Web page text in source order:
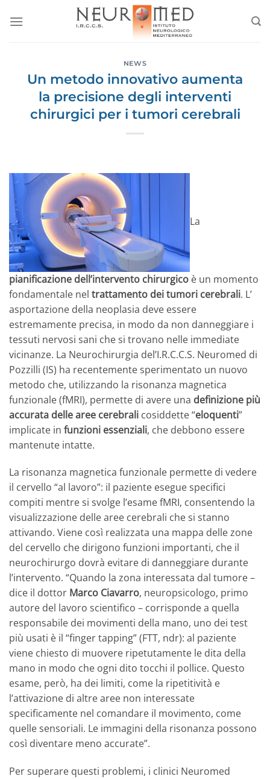
NEWS
Un metodo innovativo aumenta
la precisione degli interventi
chirurgici per i tumori cerebrali
La
pianificazione dell’intervento chirurgico è un momento
fondamentale nel trattamento dei tumori cerebrali. L’
asportazione della neoplasia deve essere
estremamente precisa, in modo da non danneggiare i
tessuti nervosi sani che si trovano nelle immediate
vicinanze. La Neurochirurgia del’I.R.C.C.S. Neuromed di
Pozzilli (IS) ha recentemente sperimentato un nuovo
metodo che, utilizzando la risonanza magnetica
funzionale (fMRI), permette di avere una definizione più
accurata delle aree cerebrali cosiddette “eloquenti”
implicate in funzioni essenziali, che debbono essere
mantenute intatte.
La risonanza magnetica funzionale permette di vedere
il cervello “al lavoro”: il paziente esegue specifici
compiti mentre si svolge l’esame fMRI, consentendo la
visualizzazione delle aree cerebrali che si stanno
attivando. Viene così realizzata una mappa delle zone
del cervello che dirigono funzioni importanti, che il
neurochirurgo dovrà evitare di danneggiare durante
l’intervento. “Quando la zona interessata dal tumore –
dice il dottor Marco Ciavarro, neuropsicologo, primo
autore del lavoro scientifico – corrisponde a quella
responsabile dei movimenti della mano, uno dei test
più usati è il “finger tapping” (FTT, ndr): al paziente
viene chiesto di muovere ripetutamente le dita della
mano in modo che ogni dito tocchi il pollice. Questo
esame, però, ha dei limiti, come la ripetitività e
l’attivazione di altre aree non interessate
specificamente nel comandare il movimento, come
quelle sensoriali. Le immagini della risonanza possono
così diventare meno accurate”.
Per superare questi problemi, i clinici Neuromed